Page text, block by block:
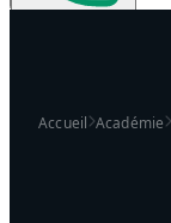
Accueil Académie